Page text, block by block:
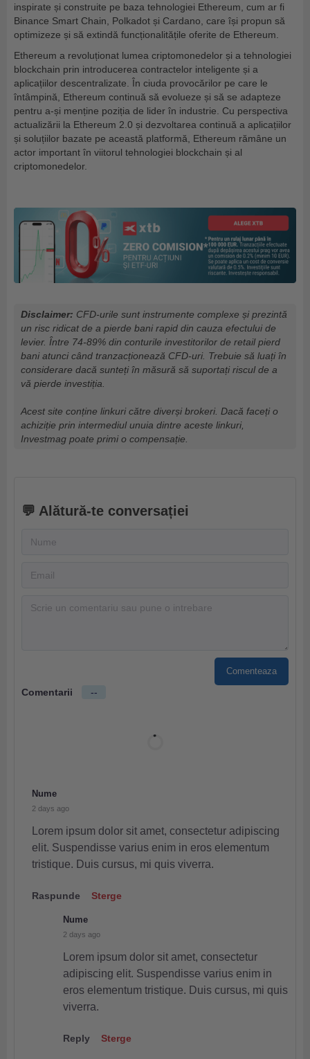
inspirate și construite pe baza tehnologiei Ethereum, cum ar fi
Binance Smart Chain, Polkadot și Cardano, care își propun să
optimizeze și să extindă funcționalitățile oferite de Ethereum.
Ethereum a revoluționat lumea criptomonedelor și a tehnologiei
blockchain prin introducerea contractelor inteligente și a
aplicațiilor descentralizate. În ciuda provocărilor pe care le
întâmpină, Ethereum continuă să evolueze și să se adapteze
pentru a-și menține poziția de lider în industrie. Cu perspectiva
actualizării la Ethereum 2.0 și dezvoltarea continuă a aplicațiilor
și soluțiilor bazate pe această platformă, Ethereum rămâne un
actor important în viitorul tehnologiei blockchain și al
criptomonedelor.
Disclaimer: CFD-urile sunt instrumente complexe și prezintă
un risc ridicat de a pierde bani rapid din cauza efectului de
levier. Între 74-89% din conturile investitorilor de retail pierd
bani atunci când tranzacționează CFD-uri. Trebuie să luați în
considerare dacă sunteți în măsură să suportați riscul de a
vă pierde investiția.
Acest site conține linkuri către diverși brokeri. Dacă faceți o
achiziție prin intermediul unuia dintre aceste linkuri,
Investmag poate primi o compensație.
💬 Alătură-te conversației
Comenteaza
Comentarii --
Nume
2 days ago
Lorem ipsum dolor sit amet, consectetur adipiscing
elit. Suspendisse varius enim in eros elementum
tristique. Duis cursus, mi quis viverra.
Raspunde Sterge
Nume
2 days ago
Lorem ipsum dolor sit amet, consectetur
adipiscing elit. Suspendisse varius enim in
eros elementum tristique. Duis cursus, mi quis
viverra.
Reply Sterge